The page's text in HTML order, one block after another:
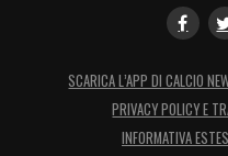
SCARICA L’APP DI CALCIO
PRIVACY POLICY E
INFORMATIVA